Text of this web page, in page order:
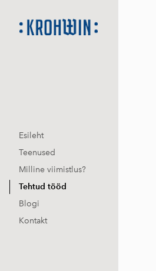
Esileht
Teenused
Milline viimistlus?
Tehtud tööd
Blogi
Kontakt